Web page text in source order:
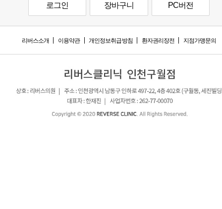
로그인 장바구니 PC버전
리버스소개 이용약관 개인정보취급방침 환자권리장전 지점가맹문의